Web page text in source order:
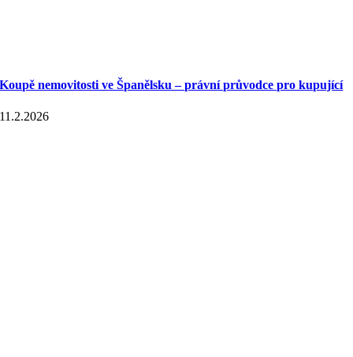
Koupě nemovitosti ve Španělsku – právní průvodce pro kupující
11.2.2026